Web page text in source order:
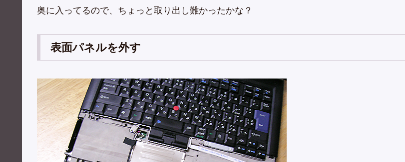
奥に入ってるので、ちょっと取り出し難かったかな？
表面パネルを外す